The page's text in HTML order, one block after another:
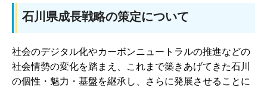
石川県成長戦略の策定について
社会のデジタル化やカーボンニュートラルの推進などの
社会情勢の変化を踏まえ、これまで築きあげてきた石川
の個性・魅力・基盤を継承し、さらに発展させることに